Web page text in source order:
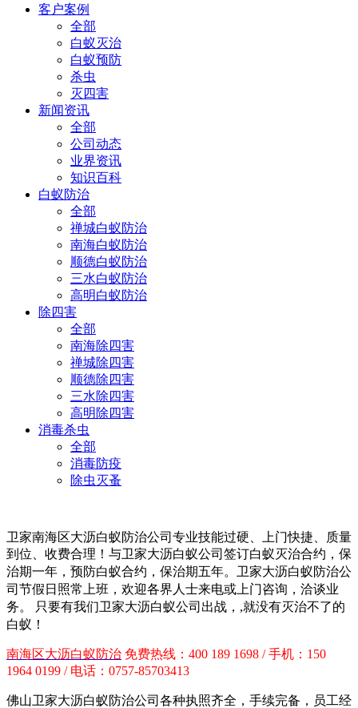
客户案例
全部
白蚁灭治
白蚁预防
杀虫
灭四害
新闻资讯
全部
公司动态
业界资讯
知识百科
白蚁防治
全部
禅城白蚁防治
南海白蚁防治
顺德白蚁防治
三水白蚁防治
高明白蚁防治
除四害
全部
南海除四害
禅城除四害
顺德除四害
三水除四害
高明除四害
消毒杀虫
全部
消毒防疫
除虫灭蚤
卫家南海区大沥白蚁防治公司专业技能过硬、上门快捷、质量
到位、收费合理！与卫家大沥白蚁公司签订白蚁灭治合约，保
治期一年，预防白蚁合约，保治期五年。卫家大沥白蚁防治公
司节假日照常上班，欢迎各界人士来电或上门咨询，洽谈业
务。 只要有我们卫家大沥白蚁公司出战，,就没有灭治不了的
白蚁！
南海区大沥白蚁防治 免费热线：400 189 1698 / 手机：150
1964 0199 / 电话：0757-85703413
佛山卫家大沥白蚁防治公司各种执照齐全，手续完备，员工经